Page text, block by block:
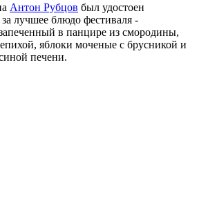
Антон Рубцов был удостоен
лучшее блюдо фестиваля -
в панцире из смородины,
яблоки моченые с брусникой и
печени.